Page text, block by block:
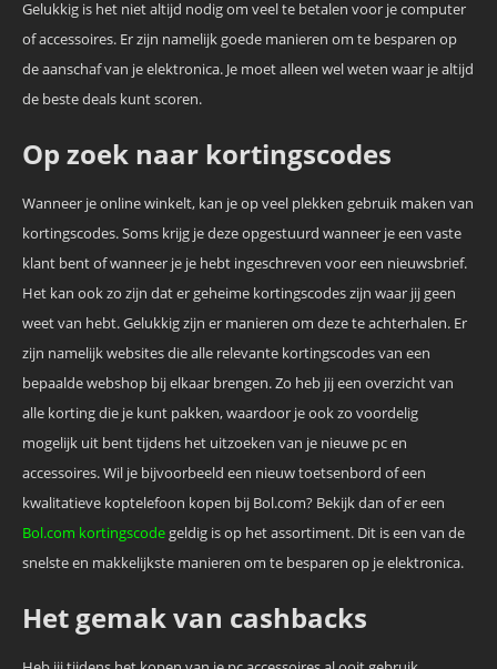
Gelukkig is het niet altijd nodig om veel te betalen voor je computer
of accessoires. Er zijn namelijk goede manieren om te besparen op
de aanschaf van je elektronica. Je moet alleen wel weten waar je altijd
de beste deals kunt scoren.
Op zoek naar kortingscodes
Wanneer je online winkelt, kan je op veel plekken gebruik maken van
kortingscodes. Soms krijg je deze opgestuurd wanneer je een vaste
klant bent of wanneer je je hebt ingeschreven voor een nieuwsbrief.
Het kan ook zo zijn dat er geheime kortingscodes zijn waar jij geen
weet van hebt. Gelukkig zijn er manieren om deze te achterhalen. Er
zijn namelijk websites die alle relevante kortingscodes van een
bepaalde webshop bij elkaar brengen. Zo heb jij een overzicht van
alle korting die je kunt pakken, waardoor je ook zo voordelig
mogelijk uit bent tijdens het uitzoeken van je nieuwe pc en
accessoires. Wil je bijvoorbeeld een nieuw toetsenbord of een
kwalitatieve koptelefoon kopen bij Bol.com? Bekijk dan of er een
Bol.com kortingscode geldig is op het assortiment. Dit is een van de
snelste en makkelijkste manieren om te besparen op je elektronica.
Het gemak van cashbacks